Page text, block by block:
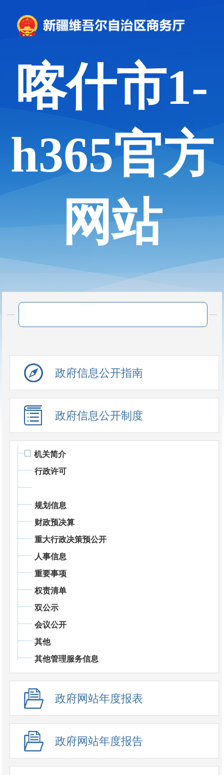
喀什市1-
h365官方
网站
政府信息公开指南
政府信息公开制度
机关简介
行政许可
规划信息
财政预决算
重大行政决策预公开
人事信息
重要事项
权责清单
双公示
会议公开
其他
其他管理服务信息
政府网站年度报表
政府网站年度报告